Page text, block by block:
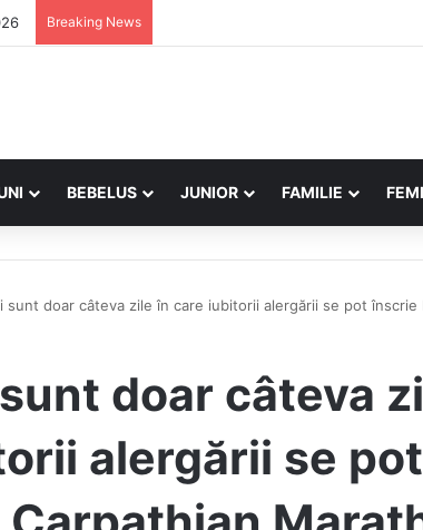
Breaking News
BEBELUS JUNIOR FAMILIE
sunt doar câteva zile în care iubitorii alergării se pot
doar câteva
alergării se